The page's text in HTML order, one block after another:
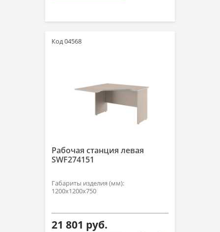
Код 04568
Рабочая станция левая
SWF274151
Габариты изделия (мм):
1200х1200х750
21 801 руб.